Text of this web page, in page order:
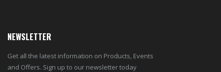
NEWSLETTER
Get all the latest information on Products, Events
and Offers. Sign up to our newsletter today